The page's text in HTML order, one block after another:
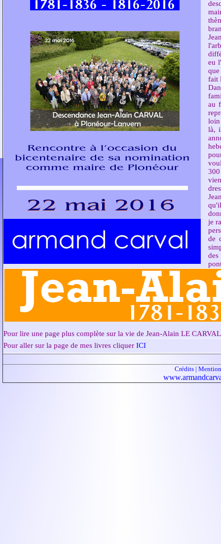
des
Pour lire une page plus complète sur la vie de Jean-Alain LE
Pour aller sur la page de mes livres cliquer ICI
Crédits |